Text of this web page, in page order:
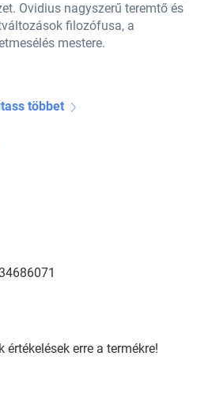
Ovidius nagyszerű teremtő és
filozófusa, a
mestere.
többet
értékelések erre a termékre!